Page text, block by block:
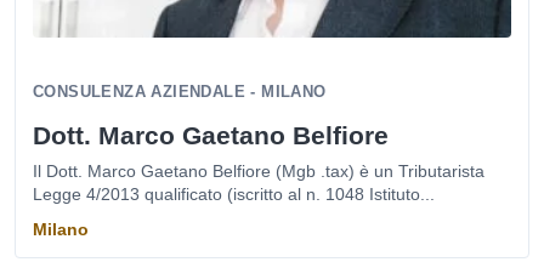
CONSULENZA AZIENDALE - MILANO
Dott. Marco Gaetano Belfiore
Il Dott. Marco Gaetano Belfiore (Mgb .tax) è un Tributarista
Legge 4/2013 qualificato (iscritto al n. 1048 Istituto...
Milano